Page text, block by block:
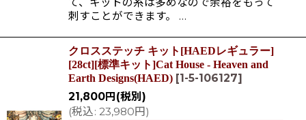
て、キットの糸は多めなので余裕をもって
刺すことができます。 …
クロスステッチ キット[HAEDレギュラー]
[28ct][標準キット]Cat House - Heaven and
Earth Designs(HAED) [1-5-106127]
21,800円 (税別)
(税込: 23,980円 )